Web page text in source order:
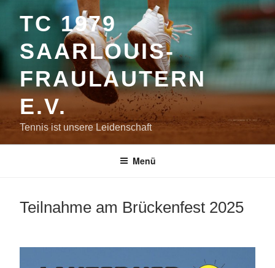
InhaltTC 1979
SAARLOUIS-
FRAULAUTERN
E.V.
Tennis ist unsere Leidenschaft
Menü
Teilnahme am Brückenfest 2025